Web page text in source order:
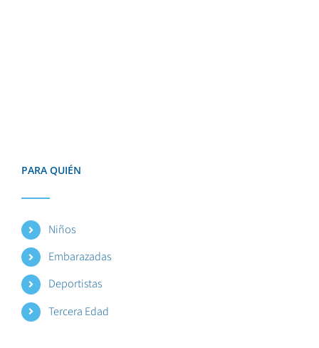
PARA QUIÉN
Niños
Embarazadas
Deportistas
Tercera Edad